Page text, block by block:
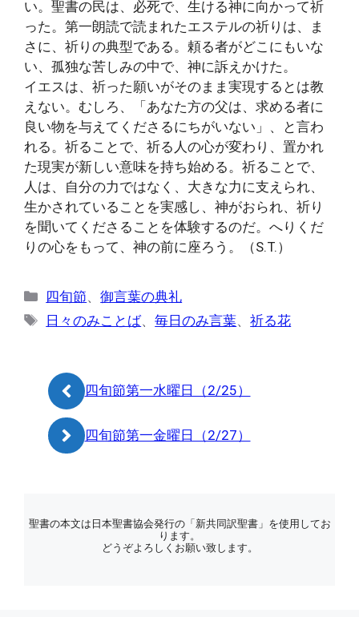
い。聖書の民は、必死で、生ける神に向かって祈
った。第一朗読で読まれたエステルの祈りは、ま
さに、祈りの典型である。頼る者がどこにもいな
い、孤独な苦しみの中で、神に訴えかけた。
イエスは、祈った願いがそのまま実現するとは教
えない。むしろ、「あなた方の父は、求める者に
良い物を与えてくださるにちがいない」、と言わ
れる。祈ることで、祈る人の心が変わり、置かれ
た現実が新しい意味を持ち始める。祈ることで、
人は、自分の力ではなく、大きな力に支えられ、
生かされていることを実感し、神がおられ、祈り
を聞いてくださることを体験するのだ。へりくだ
りの心をもって、神の前に座ろう。（S.T.）
カ
テ
ー
四旬節、御言葉の典礼
タ
日々のみことば、毎日のみ言葉、祈る花
四旬節第一水曜日（2/25）
四旬節第一金曜日（2/27）
聖書の本文は日本聖書協会発行の「新共同訳聖書」を使用してお
ります。
どうぞよろしくお願い致します。